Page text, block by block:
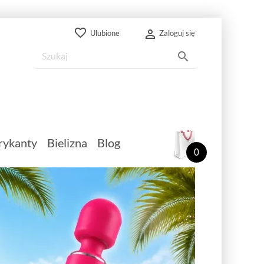
favorite_border Ulubione  Zaloguj się

0
Bielizna Blog